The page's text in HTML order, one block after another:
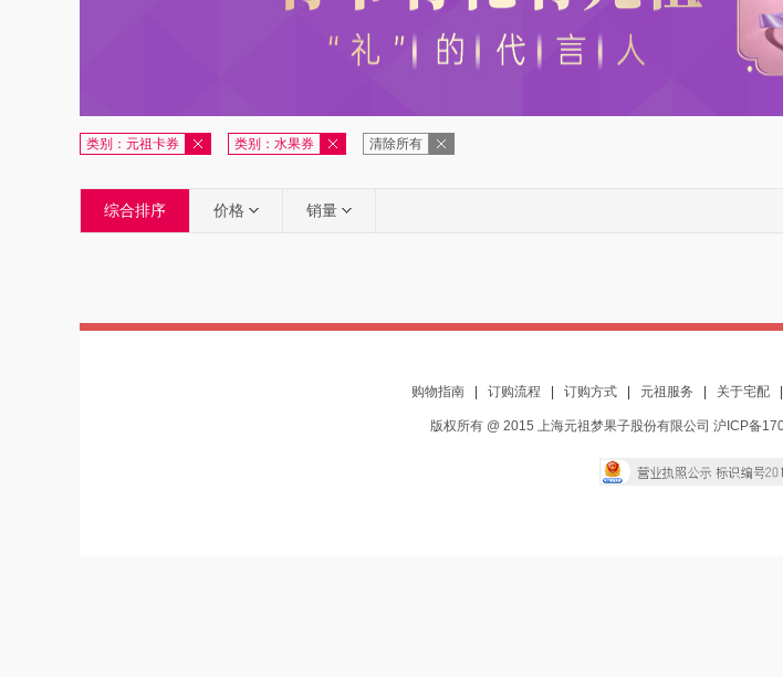
类别：元祖卡券 类别：水果券 清除所有
综合排序 价格 销量
购物指南 订购流程 订购方式 元祖服务 关于宅配
版权所有 @ 2015 上海元祖梦果子股份有限公司 沪ICP备